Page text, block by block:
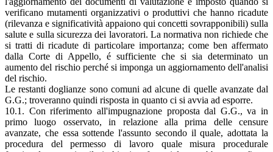
verificano mutamenti organizzativi o produttivi che hanno ricadute
(rilevanza e significatività appaiono qui concetti sovrapponibili) sulla
salute e sulla sicurezza dei lavoratori. La normativa non richiede che
si tratti di ricadute di particolare importanza; come ben affermato
dalla Corte di Appello, é sufficiente che si sia determinato un
aumento del rischio perché si imponga un aggiornamento dell'analisi
del rischio.
Le restanti doglianze sono comuni ad alcune di quelle avanzate dal
G.G.; troveranno quindi risposta in quanto ci si avvia ad esporre.
10.1. Con riferimento all'impugnazione proposta dal G.G., va in
primo luogo osservato, in relazione alla prima delle censure
avanzate, che essa sottende l'assunto secondo il quale, adottata la
procedura del permesso di lavoro quale misura procedurale